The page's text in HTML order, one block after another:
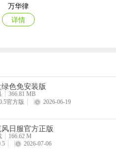
万华律
详情
跳舞之路手游
详情
色免安装版
366.81 MB
官方版
2026-06-19
日服官方正版
166.62 M
2026-07-06